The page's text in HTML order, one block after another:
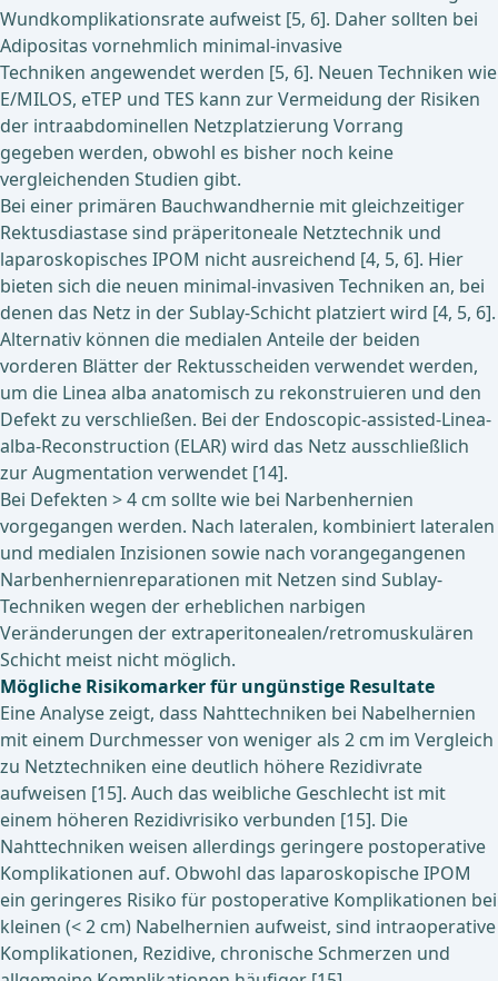
Wundkomplikationsrate aufweist [5, 6]. Daher sollten bei
Adipositas vornehmlich minimal-invasive
Techniken angewendet werden [5, 6]. Neuen Techniken wie
E/MILOS, eTEP und TES kann zur Vermeidung der Risiken
der intraabdominellen Netzplatzierung Vorrang
gegeben werden, obwohl es bisher noch keine
vergleichenden Studien gibt.
Bei einer primären Bauchwandhernie mit gleichzeitiger
Rektusdiastase sind präperitoneale Netztechnik und
laparoskopisches IPOM nicht ausreichend [4, 5, 6]. Hier
bieten sich die neuen minimal-invasiven Techniken an, bei
denen das Netz in der Sublay-Schicht platziert wird [4, 5, 6].
Alternativ können die medialen Anteile der beiden
vorderen Blätter der Rektusscheiden verwendet werden,
um die Linea alba anatomisch zu rekonstruieren und den
Defekt zu verschließen. Bei der Endoscopic-assisted-Linea-
alba-Reconstruction (ELAR) wird das Netz ausschließlich
zur Augmentation verwendet [14].
Bei Defekten > 4 cm sollte wie bei Narbenhernien
vorgegangen werden. Nach lateralen, kombiniert lateralen
und medialen Inzisionen sowie nach vorangegangenen
Narbenhernienreparationen mit Netzen sind Sublay-
Techniken wegen der erheblichen narbigen
Veränderungen der extraperitonealen/retromuskulären
Schicht meist nicht möglich.
Mögliche Risikomarker für ungünstige Resultate
Eine Analyse zeigt, dass Nahttechniken bei Nabelhernien
mit einem Durchmesser von weniger als 2 cm im Vergleich
zu Netztechniken eine deutlich höhere Rezidivrate
aufweisen [15]. Auch das weibliche Geschlecht ist mit
einem höheren Rezidivrisiko verbunden [15]. Die
Nahttechniken weisen allerdings geringere postoperative
Komplikationen auf. Obwohl das laparoskopische IPOM
ein geringeres Risiko für postoperative Komplikationen bei
kleinen (< 2 cm) Nabelhernien aufweist, sind intraoperative
Komplikationen, Rezidive, chronische Schmerzen und